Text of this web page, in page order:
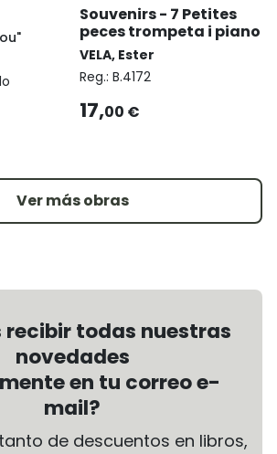
Souvenirs - 7 Petites
peces trompeta i piano
VELA, Ester
Reg.: B.4172
17,00 €
Ver más obras
recibir todas nuestras
novedades
en tu correo e-
mail?
de descuentos en libros,